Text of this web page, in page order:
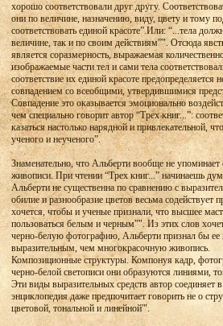
хорошо соответствовали друг другу.
они по величине, назначению, виду, цвету и тому
соответствовать единой красоте”.Или: “...тела
величине, так и по своим действиям”". Отсюда
является соразмерность, выражаемая
изображаемые части тел и сами тела
соответствие их единой красоте предопределяется
совпадением со всеобщими, утвердившимися
Совпадение это оказывается эмоционально
чем специально говорит автор “Трех книг...”:
казаться настолько нарядной и привлекательной,
ученого и неученого”.
Знаменательно, что Альберти вообще не
живописи. При чтении “Трех книг...” начинаешь
Альберти не существенна по сравнению с
обилие и разнообразие цветов весьма содействует
хочется, чтобы и ученые признали, что высшее
пользоваться белым и черным”". Из этих слов
черно-белую фотографию, Альберти признал бы ее
выразительным, чем многокрасочную живопись.
Композиционные структуры. Компонуя кадр,
черно-белой светописи они образуются линиями,
Эти виды выразительных средств автор соединяет
энциклопедия даже предпочитает говорить не о
цветовой, тональной и линейной'".